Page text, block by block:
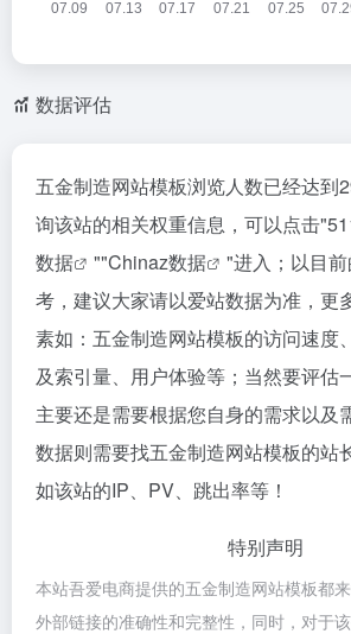
数据评估
五金制造网站模板浏览人数已经达到
询该站的相关权重信息，可以点击"
数据
""Chinaz数据
"进入；以目
考，建议大家请以爱站数据为准，更
素如：五金制造网站模板的访问速度
及索引量、用户体验等；当然要评估
主要还是需要根据您自身的需求以及
数据则需要找五金制造网站模板的站
如该站的IP、PV、跳出率等！
特别声明
本站吾爱电商提供的五金制造网站模板都
外部链接的准确性和完整性，同时，对于